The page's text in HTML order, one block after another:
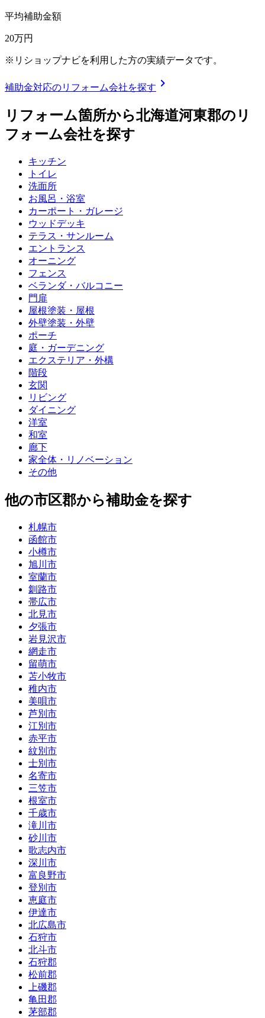
平均補助金額
20万円
※リショップナビを利用した方の実績データです。
補助金対応のリフォーム会社を探す chevron_right
リフォーム箇所から北海道河東郡のリ
フォーム会社を探す
キッチン
トイレ
洗面所
お風呂・浴室
カーポート・ガレージ
ウッドデッキ
テラス・サンルーム
エントランス
オーニング
フェンス
ベランダ・バルコニー
門扉
屋根塗装・屋根
外壁塗装・外壁
ポーチ
庭・ガーデニング
エクステリア・外構
階段
玄関
リビング
ダイニング
洋室
和室
廊下
家全体・リノベーション
その他
他の市区郡から補助金を探す
札幌市
函館市
小樽市
旭川市
室蘭市
釧路市
帯広市
北見市
夕張市
岩見沢市
網走市
留萌市
苫小牧市
稚内市
美唄市
芦別市
江別市
赤平市
紋別市
士別市
名寄市
三笠市
根室市
千歳市
滝川市
砂川市
歌志内市
深川市
富良野市
登別市
恵庭市
伊達市
北広島市
石狩市
北斗市
石狩郡
松前郡
上磯郡
亀田郡
茅部郡